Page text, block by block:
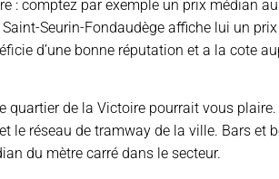
: comptez par exemple un prix médian
Seurin-Fondaudège affiche lui un
d’une bonne réputation et a la cote
de la Victoire pourrait vous
le réseau de tramway de la ville. Bars et
du mètre carré dans le secteur.